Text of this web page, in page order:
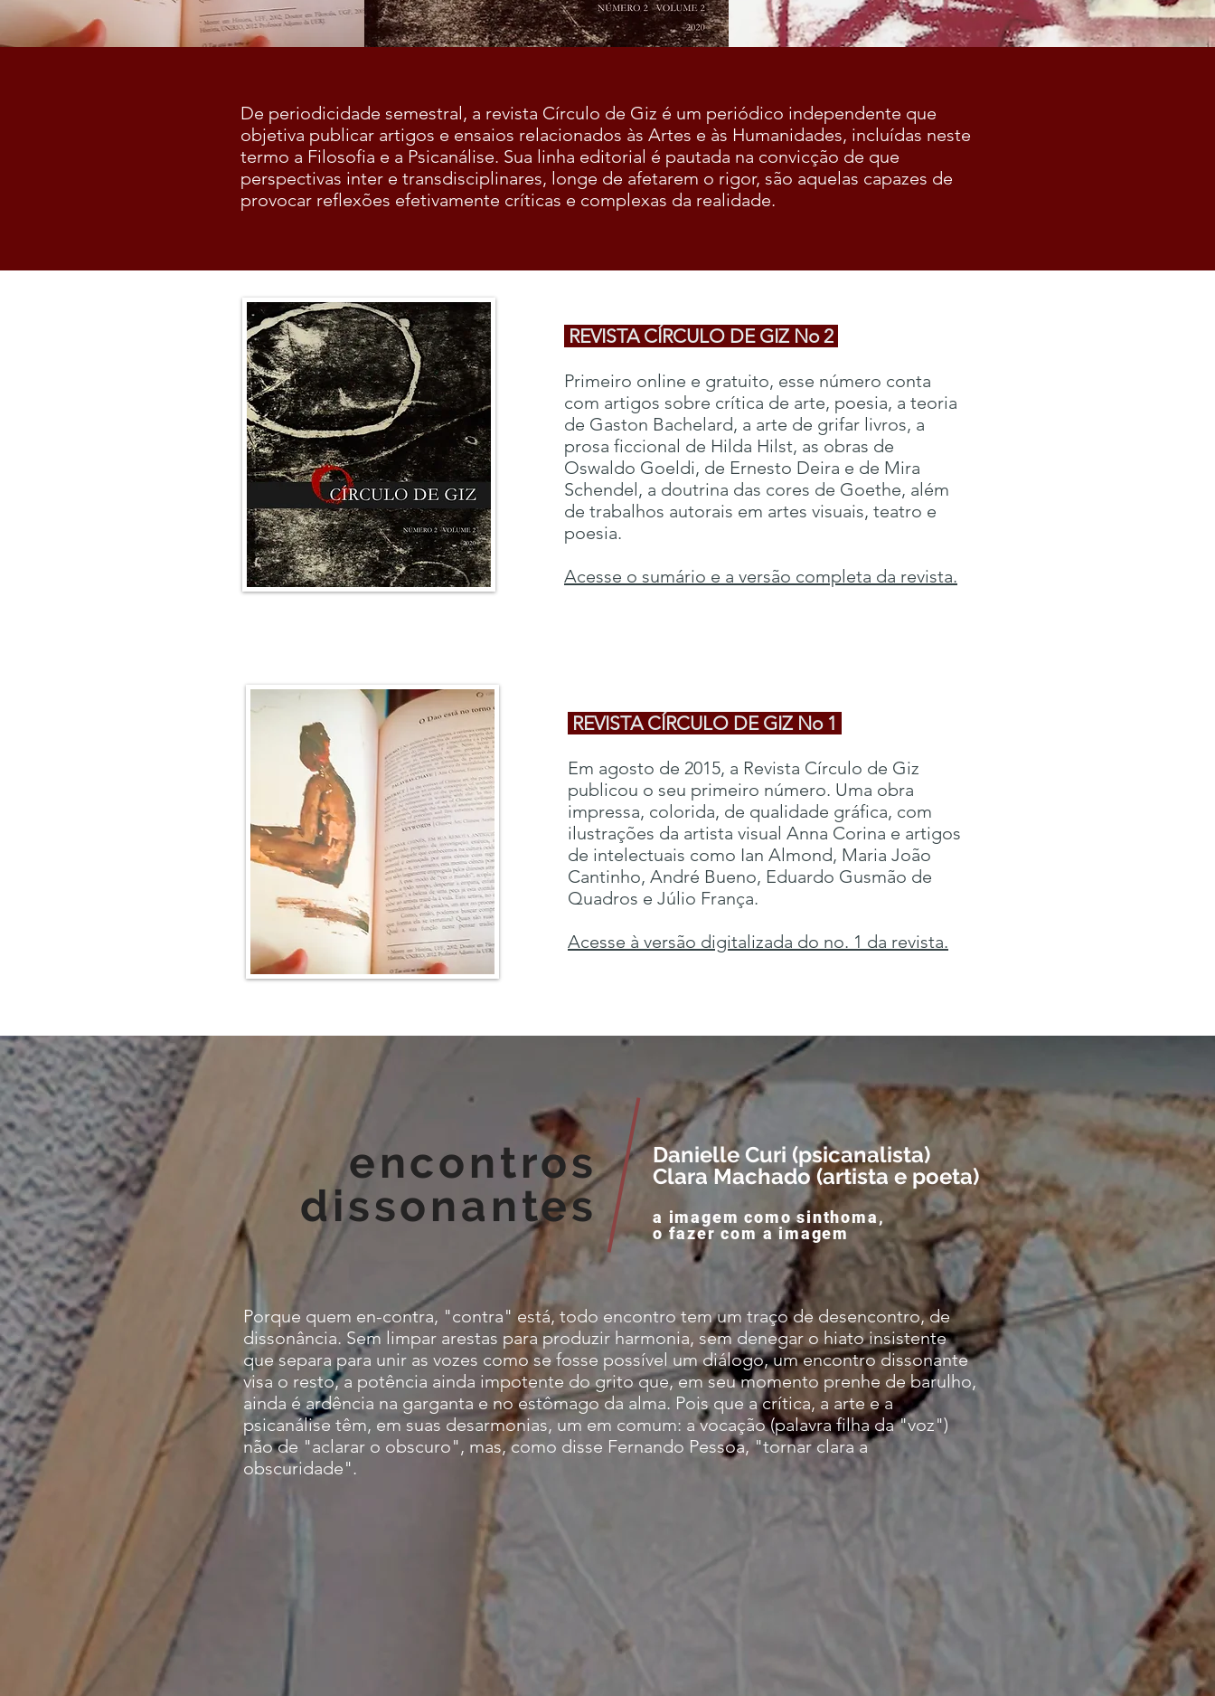
De periodicidade semestral, a revista Círculo de Giz é um periódico independente que
objetiva publicar artigos e ensaios relacionados às Artes e às Humanidades, incluídas neste
termo a Filosofia e a Psicanálise. Sua linha editorial é pautada na convicção de que
perspectivas inter e transdisciplinares, longe de afetarem o rigor, são aquelas capazes de
provocar reflexões efetivamente críticas e complexas da realidade.
REVISTA CÍRCULO DE GIZ No 2
Primeiro online e gratuito, esse número conta
com artigos sobre crítica de arte, poesia, a teoria
de Gaston Bachelard, a arte de grifar livros, a
prosa ficcional de Hilda Hilst, as obras de
Oswaldo Goeldi, de Ernesto Deira e de Mira
Schendel, a doutrina das cores de Goethe, além
de trabalhos autorais em artes visuais, teatro e
poesia.
Acesse o sumário e a versão completa da revista.
REVISTA CÍRCULO DE GIZ No 1
Em agosto de 2015, a Revista Círculo de Giz
publicou o seu primeiro número. Uma obra
impressa, colorida, de qualidade gráfica, com
ilustrações da artista visual Anna Corina e artigos
de intelectuais como Ian Almond, Maria João
Cantinho, André Bueno, Eduardo Gusmão de
Quadros e Júlio França.
Acesse à versão digitalizada do no. 1 da revista.
encontros
dissonantes
Danielle Curi (psicanalista)
Clara Machado (artista e poeta)
a imagem como sinthoma,
o fazer com a imagem
Porque quem en-contra, "contra" está, todo encontro tem um traço de desencontro, de
dissonância. Sem limpar arestas para produzir harmonia, sem denegar o hiato insistente
que separa para unir as vozes como se fosse possível um diálogo, um encontro dissonante
visa o resto, a potência ainda impotente do grito que, em seu momento prenhe de barulho,
ainda é ardência na garganta e no estômago da alma. Pois que a crítica, a arte e a
psicanálise têm, em suas desarmonias, um em comum: a vocação (palavra filha da "voz")
não de "aclarar o obscuro", mas, como disse Fernando Pessoa, "tornar clara a
obscuridade".